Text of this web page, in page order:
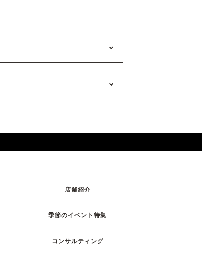
店舗紹介
季節のイベント特集
コンサルティング